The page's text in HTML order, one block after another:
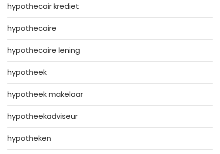
hypothecair krediet
hypothecaire
hypothecaire lening
hypotheek
hypotheek makelaar
hypotheekadviseur
hypotheken